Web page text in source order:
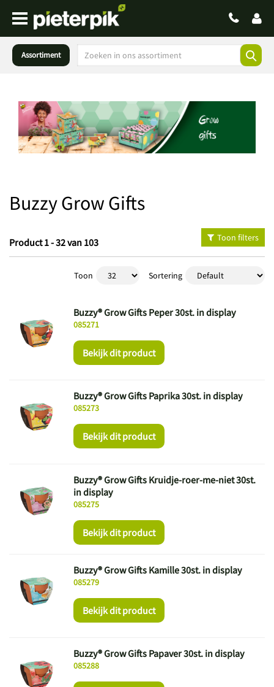
Assortiment
Buzzy Grow Gifts
Product 1 - 32 van 103
Toon Sortering
Toon filters
085271
Buzzy® Grow Gifts Peper 30st. in display
Bekijk dit product
085273
Buzzy® Grow Gifts Paprika 30st. in display
Bekijk dit product
085275
Buzzy® Grow Gifts Kruidje-roer-me-niet 30st.
in display
Bekijk dit product
085279
Buzzy® Grow Gifts Kamille 30st. in display
Bekijk dit product
085288
Buzzy® Grow Gifts Papaver 30st. in display